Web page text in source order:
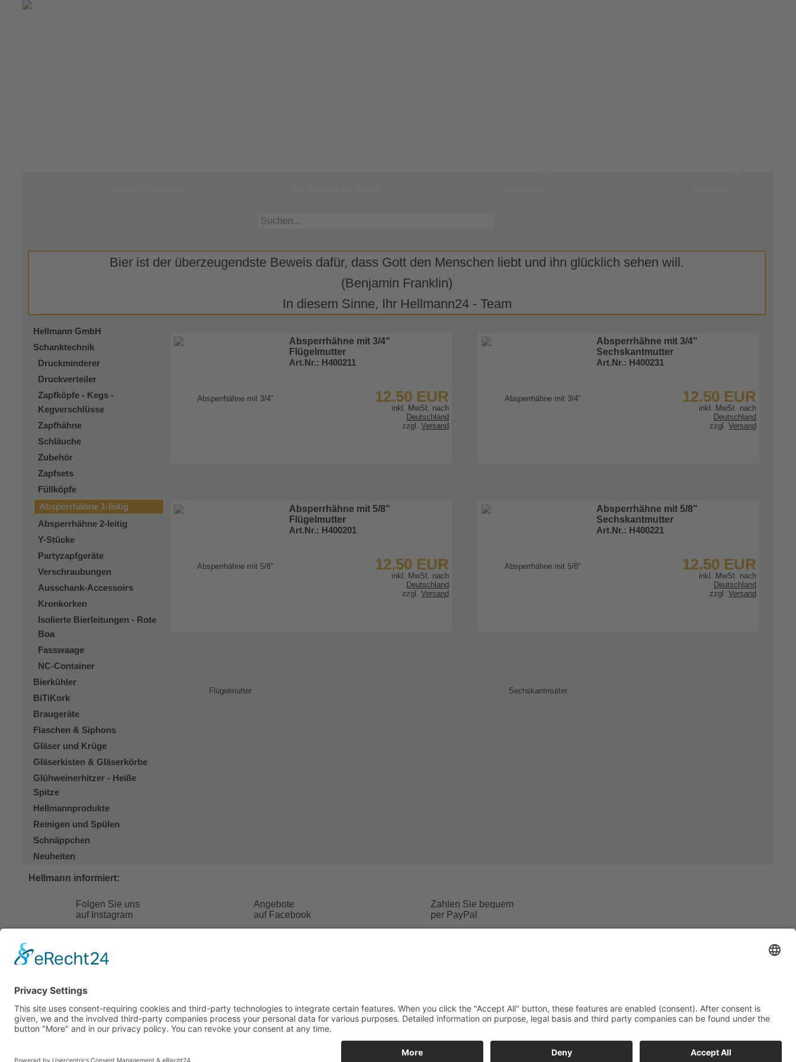
Bier ist der überzeugendste Beweis dafür, dass Gott den Menschen liebt und ihn glücklich sehen will.
(Benjamin Franklin)
In diesem Sinne, Ihr Hellmann24 - Team
Hellmann GmbH
Schanktechnik
Druckminderer
Druckverteiler
Zapfköpfe - Kegs -
Kegverschlüsse
Zapfhähne
Schläuche
Zubehör
Zapfsets
Füllköpfe
Absperrhähne 1-leitig
Absperrhähne 2-leitig
Y-Stücke
Partyzapfgeräte
Verschraubungen
Ausschank-Accessoirs
Kronkorken
Isolierte Bierleitungen - Rote
Boa
Fasswaage
NC-Container
Bierkühler
BiTiKork
Braugeräte
Flaschen & Siphons
Gläser und Krüge
Gläserkisten & Gläserkörbe
Glühweinerhitzer - Heiße
Spitze
Hellmannprodukte
Reinigen und Spülen
Schnäppchen
Neuheiten
Absperrhähne mit 3/4"
Flügelmutter
Art.Nr.: H400211
12.50 EUR
inkl. MwSt. nach
Deutschland
zzgl. Versand
Absperrhähne mit 3/4"
Sechskantmutter
Art.Nr.: H400231
12.50 EUR
inkl. MwSt. nach
Deutschland
zzgl. Versand
Absperrhähne mit 5/8"
Flügelmutter
Art.Nr.: H400201
12.50 EUR
inkl. MwSt. nach
Deutschland
zzgl. Versand
Absperrhähne mit 5/8"
Sechskantmutter
Art.Nr.: H400221
12.50 EUR
inkl. MwSt. nach
Deutschland
zzgl. Versand
Hellmann informiert:
Folgen Sie uns
auf Instagram
Angebote
auf Facebook
Zahlen Sie bequem
per PayPal
Hellmann 24
Über uns
Kontakt
Postanschrift:
87700 Memmingen